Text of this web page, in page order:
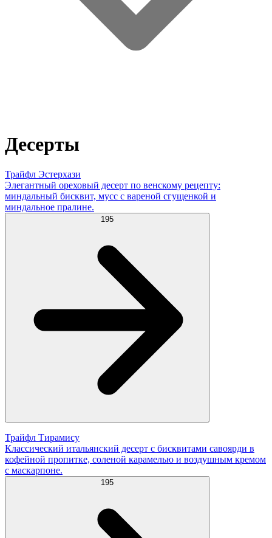
Десерты
Трайфл Эстерхази
Элегантный ореховый десерт по венскому рецепту:
миндальный бисквит, мусс с вареной сгущенкой и
миндальное пралине.
195
Трайфл Тирамису
Классический итальянский десерт с бисквитами савоярди в
кофейной пропитке, соленой карамелью и воздушным кремом
с маскарпоне.
195